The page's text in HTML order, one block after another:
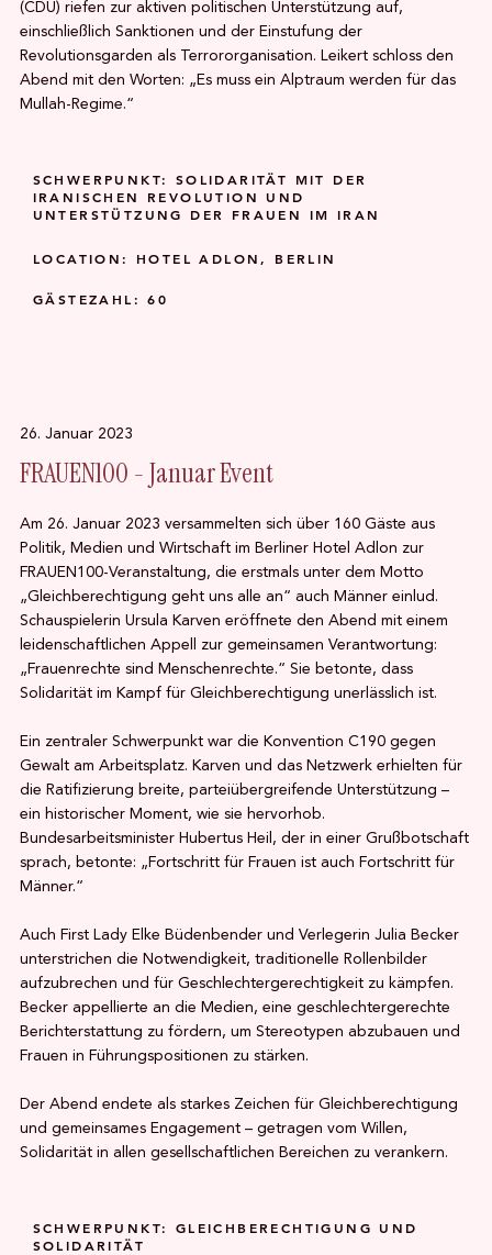
(CDU) riefen zur aktiven politischen Unterstützung auf,
einschließlich Sanktionen und der Einstufung der
Revolutionsgarden als Terrororganisation. Leikert schloss den
Abend mit den Worten: „Es muss ein Alptraum werden für das
Mullah-Regime.“
SCHWERPUNKT: SOLIDARITÄT MIT DER
IRANISCHEN REVOLUTION UND
UNTERSTÜTZUNG DER FRAUEN IM IRAN
LOCATION: HOTEL ADLON, BERLIN
GÄSTEZAHL: 60
26. Januar 2023
FRAUEN100 - Januar Event
Am 26. Januar 2023 versammelten sich über 160 Gäste aus
Politik, Medien und Wirtschaft im Berliner Hotel Adlon zur
FRAUEN100-Veranstaltung, die erstmals unter dem Motto
„Gleichberechtigung geht uns alle an“ auch Männer einlud.
Schauspielerin Ursula Karven eröffnete den Abend mit einem
leidenschaftlichen Appell zur gemeinsamen Verantwortung:
„Frauenrechte sind Menschenrechte.“ Sie betonte, dass
Solidarität im Kampf für Gleichberechtigung unerlässlich ist.
Ein zentraler Schwerpunkt war die Konvention C190 gegen
Gewalt am Arbeitsplatz. Karven und das Netzwerk erhielten für
die Ratifizierung breite, parteiübergreifende Unterstützung –
ein historischer Moment, wie sie hervorhob.
Bundesarbeitsminister Hubertus Heil, der in einer Grußbotschaft
sprach, betonte: „Fortschritt für Frauen ist auch Fortschritt für
Männer.“
Auch First Lady Elke Büdenbender und Verlegerin Julia Becker
unterstrichen die Notwendigkeit, traditionelle Rollenbilder
aufzubrechen und für Geschlechtergerechtigkeit zu kämpfen.
Becker appellierte an die Medien, eine geschlechtergerechte
Berichterstattung zu fördern, um Stereotypen abzubauen und
Frauen in Führungspositionen zu stärken.
Der Abend endete als starkes Zeichen für Gleichberechtigung
und gemeinsames Engagement – getragen vom Willen,
Solidarität in allen gesellschaftlichen Bereichen zu verankern.
SCHWERPUNKT: GLEICHBERECHTIGUNG UND
SOLIDARITÄT